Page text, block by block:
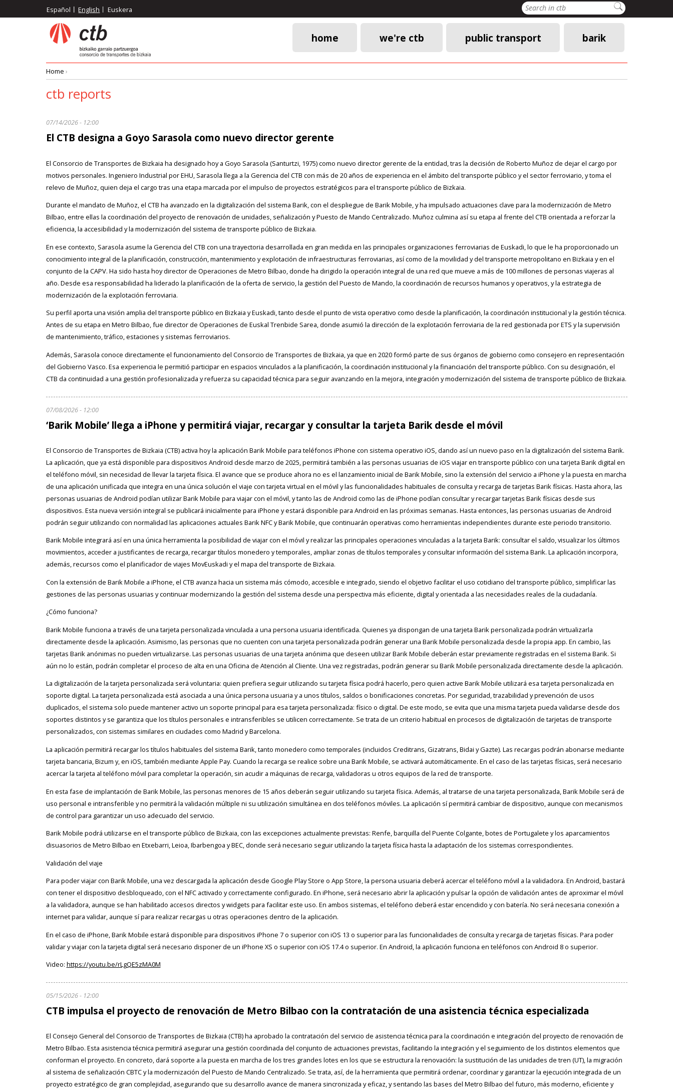
to
Search
Español English Euskera
Main
navigation
home we're ctb public transport barik
Breadcrumb
Home ›
ctb reports
07/14/2026 - 12:00
El CTB designa a Goyo Sarasola como nuevo director gerente
El Consorcio de Transportes de Bizkaia ha designado hoy a Goyo Sarasola (Santurtzi, 1975) como nuevo director gerente de la entidad, tras la decisión de Roberto Muñoz de dejar el cargo por
motivos personales. Ingeniero Industrial por EHU, Sarasola llega a la Gerencia del CTB con más de 20 años de experiencia en el ámbito del transporte público y el sector ferroviario, y toma el
relevo de Muñoz, quien deja el cargo tras una etapa marcada por el impulso de proyectos estratégicos para el transporte público de Bizkaia.
Durante el mandato de Muñoz, el CTB ha avanzado en la digitalización del sistema Barik, con el despliegue de Barik Mobile, y ha impulsado actuaciones clave para la modernización de Metro
Bilbao, entre ellas la coordinación del proyecto de renovación de unidades, señalización y Puesto de Mando Centralizado. Muñoz culmina así su etapa al frente del CTB orientada a reforzar la
eficiencia, la accesibilidad y la modernización del sistema de transporte público de Bizkaia.
En ese contexto, Sarasola asume la Gerencia del CTB con una trayectoria desarrollada en gran medida en las principales organizaciones ferroviarias de Euskadi, lo que le ha proporcionado un
conocimiento integral de la planificación, construcción, mantenimiento y explotación de infraestructuras ferroviarias, así como de la movilidad y del transporte metropolitano en Bizkaia y en el
conjunto de la CAPV. Ha sido hasta hoy director de Operaciones de Metro Bilbao, donde ha dirigido la operación integral de una red que mueve a más de 100 millones de personas viajeras al
año. Desde esa responsabilidad ha liderado la planificación de la oferta de servicio, la gestión del Puesto de Mando, la coordinación de recursos humanos y operativos, y la estrategia de
modernización de la explotación ferroviaria.
Su perfil aporta una visión amplia del transporte público en Bizkaia y Euskadi, tanto desde el punto de vista operativo como desde la planificación, la coordinación institucional y la gestión técnica.
Antes de su etapa en Metro Bilbao, fue director de Operaciones de Euskal Trenbide Sarea, donde asumió la dirección de la explotación ferroviaria de la red gestionada por ETS y la supervisión
de mantenimiento, tráfico, estaciones y sistemas ferroviarios.
Además, Sarasola conoce directamente el funcionamiento del Consorcio de Transportes de Bizkaia, ya que en 2020 formó parte de sus órganos de gobierno como consejero en representación
del Gobierno Vasco. Esa experiencia le permitió participar en espacios vinculados a la planificación, la coordinación institucional y la financiación del transporte público. Con su designación, el
CTB da continuidad a una gestión profesionalizada y refuerza su capacidad técnica para seguir avanzando en la mejora, integración y modernización del sistema de transporte público de Bizkaia.
07/08/2026 - 12:00
‘Barik Mobile’ llega a iPhone y permitirá viajar, recargar y consultar la tarjeta Barik desde el móvil
El Consorcio de Transportes de Bizkaia (CTB) activa hoy la aplicación Barik Mobile para teléfonos iPhone con sistema operativo iOS, dando así un nuevo paso en la digitalización del sistema Barik.
La aplicación, que ya está disponible para dispositivos Android desde marzo de 2025, permitirá también a las personas usuarias de iOS viajar en transporte público con una tarjeta Barik digital en
el teléfono móvil, sin necesidad de llevar la tarjeta física. El avance que se produce ahora no es el lanzamiento inicial de Barik Mobile, sino la extensión del servicio a iPhone y la puesta en marcha
de una aplicación unificada que integra en una única solución el viaje con tarjeta virtual en el móvil y las funcionalidades habituales de consulta y recarga de tarjetas Barik físicas. Hasta ahora, las
personas usuarias de Android podían utilizar Barik Mobile para viajar con el móvil, y tanto las de Android como las de iPhone podían consultar y recargar tarjetas Barik físicas desde sus
dispositivos. Esta nueva versión integral se publicará inicialmente para iPhone y estará disponible para Android en las próximas semanas. Hasta entonces, las personas usuarias de Android
podrán seguir utilizando con normalidad las aplicaciones actuales Barik NFC y Barik Mobile, que continuarán operativas como herramientas independientes durante este periodo transitorio.
Barik Mobile integrará así en una única herramienta la posibilidad de viajar con el móvil y realizar las principales operaciones vinculadas a la tarjeta Barik: consultar el saldo, visualizar los últimos
movimientos, acceder a justificantes de recarga, recargar títulos monedero y temporales, ampliar zonas de títulos temporales y consultar información del sistema Barik. La aplicación incorpora,
además, recursos como el planificador de viajes MovEuskadi y el mapa del transporte de Bizkaia.
Con la extensión de Barik Mobile a iPhone, el CTB avanza hacia un sistema más cómodo, accesible e integrado, siendo el objetivo facilitar el uso cotidiano del transporte público, simplificar las
gestiones de las personas usuarias y continuar modernizando la gestión del sistema desde una perspectiva más eficiente, digital y orientada a las necesidades reales de la ciudadanía.
¿Cómo funciona?
Barik Mobile funciona a través de una tarjeta personalizada vinculada a una persona usuaria identificada. Quienes ya dispongan de una tarjeta Barik personalizada podrán virtualizarla
directamente desde la aplicación. Asimismo, las personas que no cuenten con una tarjeta personalizada podrán generar una Barik Mobile personalizada desde la propia app. En cambio, las
tarjetas Barik anónimas no pueden virtualizarse. Las personas usuarias de una tarjeta anónima que deseen utilizar Barik Mobile deberán estar previamente registradas en el sistema Barik. Si
aún no lo están, podrán completar el proceso de alta en una Oficina de Atención al Cliente. Una vez registradas, podrán generar su Barik Mobile personalizada directamente desde la aplicación.
La digitalización de la tarjeta personalizada será voluntaria: quien prefiera seguir utilizando su tarjeta física podrá hacerlo, pero quien active Barik Mobile utilizará esa tarjeta personalizada en
soporte digital. La tarjeta personalizada está asociada a una única persona usuaria y a unos títulos, saldos o bonificaciones concretas. Por seguridad, trazabilidad y prevención de usos
duplicados, el sistema solo puede mantener activo un soporte principal para esa tarjeta personalizada: físico o digital. De este modo, se evita que una misma tarjeta pueda validarse desde dos
soportes distintos y se garantiza que los títulos personales e intransferibles se utilicen correctamente. Se trata de un criterio habitual en procesos de digitalización de tarjetas de transporte
personalizados, con sistemas similares en ciudades como Madrid y Barcelona.
La aplicación permitirá recargar los títulos habituales del sistema Barik, tanto monedero como temporales (incluidos Creditrans, Gizatrans, Bidai y Gazte). Las recargas podrán abonarse mediante
tarjeta bancaria, Bizum y, en iOS, también mediante Apple Pay. Cuando la recarga se realice sobre una Barik Mobile, se activará automáticamente. En el caso de las tarjetas físicas, será necesario
acercar la tarjeta al teléfono móvil para completar la operación, sin acudir a máquinas de recarga, validadoras u otros equipos de la red de transporte.
En esta fase de implantación de Barik Mobile, las personas menores de 15 años deberán seguir utilizando su tarjeta física. Además, al tratarse de una tarjeta personalizada, Barik Mobile será de
uso personal e intransferible y no permitirá la validación múltiple ni su utilización simultánea en dos teléfonos móviles. La aplicación sí permitirá cambiar de dispositivo, aunque con mecanismos
de control para garantizar un uso adecuado del servicio.
Barik Mobile podrá utilizarse en el transporte público de Bizkaia, con las excepciones actualmente previstas: Renfe, barquilla del Puente Colgante, botes de Portugalete y los aparcamientos
disuasorios de Metro Bilbao en Etxebarri, Leioa, Ibarbengoa y BEC, donde será necesario seguir utilizando la tarjeta física hasta la adaptación de los sistemas correspondientes.
Validación del viaje
Para poder viajar con Barik Mobile, una vez descargada la aplicación desde Google Play Store o App Store, la persona usuaria deberá acercar el teléfono móvil a la validadora. En Android, bastará
con tener el dispositivo desbloqueado, con el NFC activado y correctamente configurado. En iPhone, será necesario abrir la aplicación y pulsar la opción de validación antes de aproximar el móvil
a la validadora, aunque se han habilitado accesos directos y widgets para facilitar este uso. En ambos sistemas, el teléfono deberá estar encendido y con batería. No será necesaria conexión a
internet para validar, aunque sí para realizar recargas u otras operaciones dentro de la aplicación.
En el caso de iPhone, Barik Mobile estará disponible para dispositivos iPhone 7 o superior con iOS 13 o superior para las funcionalidades de consulta y recarga de tarjetas físicas. Para poder
validar y viajar con la tarjeta digital será necesario disponer de un iPhone XS o superior con iOS 17.4 o superior. En Android, la aplicación funciona en teléfonos con Android 8 o superior.
Video: https://youtu.be/rLgQE5zMA0M
05/15/2026 - 12:00
CTB impulsa el proyecto de renovación de Metro Bilbao con la contratación de una asistencia técnica especializada
El Consejo General del Consorcio de Transportes de Bizkaia (CTB) ha aprobado la contratación del servicio de asistencia técnica para la coordinación e integración del proyecto de renovación de
Metro Bilbao. Esta asistencia técnica permitirá asegurar una gestión coordinada del conjunto de actuaciones previstas, facilitando la integración y el seguimiento de los distintos elementos que
conforman el proyecto. En concreto, dará soporte a la puesta en marcha de los tres grandes lotes en los que se estructura la renovación: la sustitución de las unidades de tren (UT), la migración
al sistema de señalización CBTC y la modernización del Puesto de Mando Centralizado. Se trata, así, de la herramienta que permitirá ordenar, coordinar y garantizar la ejecución integrada de un
proyecto estratégico de gran complejidad, asegurando que su desarrollo avance de manera sincronizada y eficaz, y sentando las bases del Metro Bilbao del futuro, más moderno, eficiente y